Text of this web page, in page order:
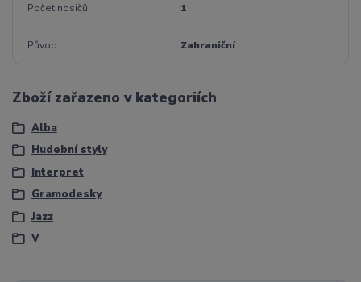
Počet nosičů 1
Původ Zahraniční
Zboží zařazeno v kategoriích
Alba
Hudební styly
Interpret
Gramodesky
Jazz
V